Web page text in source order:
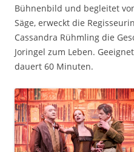
Bühnenbild und begleitet
Säge, erweckt die
Cassandra Rühmling die
Joringel zum Leben.
dauert 60 Minuten.